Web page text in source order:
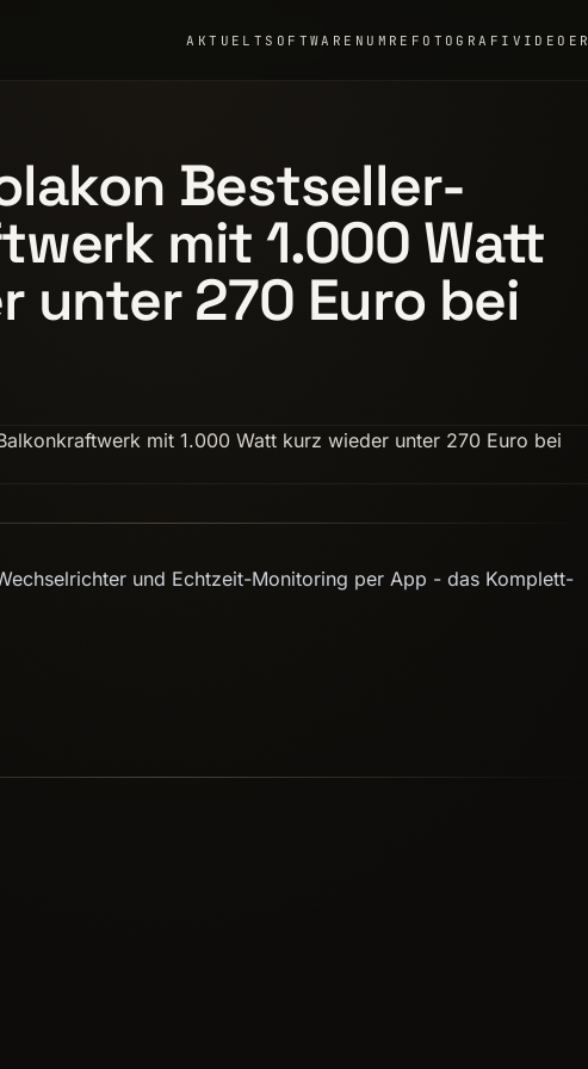
AKTUELT SOFTWARE NUMRE FOTOGRAFI VIDEOER
Bestseller-
mit 1.000 Watt
unter 270 Euro bei
und Echtzeit-Monitoring per App - das Komplett-